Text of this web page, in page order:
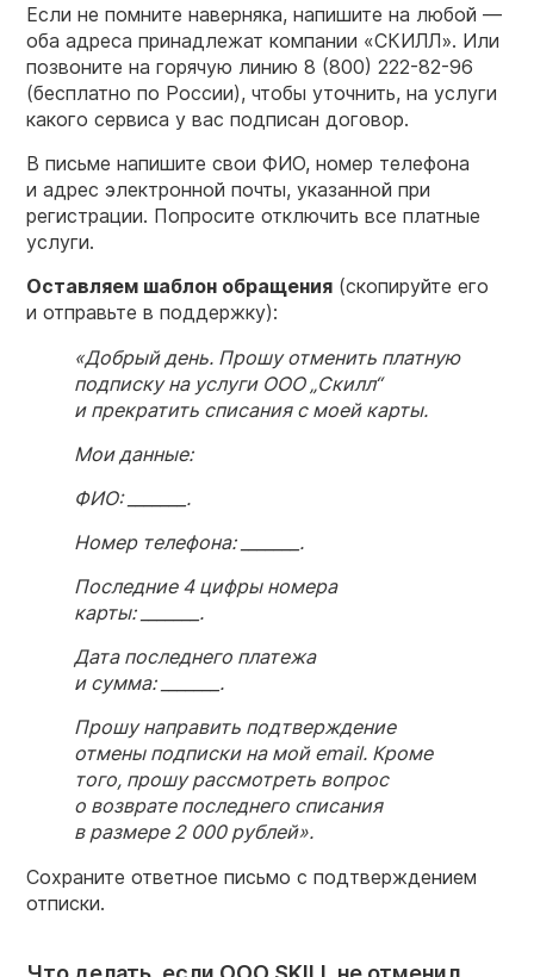
Если не помните наверняка, напишите на любой —
оба адреса принадлежат компании «СКИЛЛ». Или
позвоните на горячую линию 8 (800) 222-82-96
(бесплатно по России), чтобы уточнить, на услуги
какого сервиса у вас подписан договор.
В письме напишите свои ФИО, номер телефона
и адрес электронной почты, указанной при
регистрации. Попросите отключить все платные
услуги.
Оставляем шаблон обращения (скопируйте его
и отправьте в поддержку):
«Добрый день. Прошу отменить платную
подписку на услуги ООО „Скилл“
и прекратить списания с моей карты.
Мои данные:
ФИО: _______.
Номер телефона: _______.
Последние 4 цифры номера
карты: _______.
Дата последнего платежа
и сумма: _______.
Прошу направить подтверждение
отмены подписки на мой email. Кроме
того, прошу рассмотреть вопрос
о возврате последнего списания
в размере 2 000 рублей».
Сохраните ответное письмо с подтверждением
отписки.